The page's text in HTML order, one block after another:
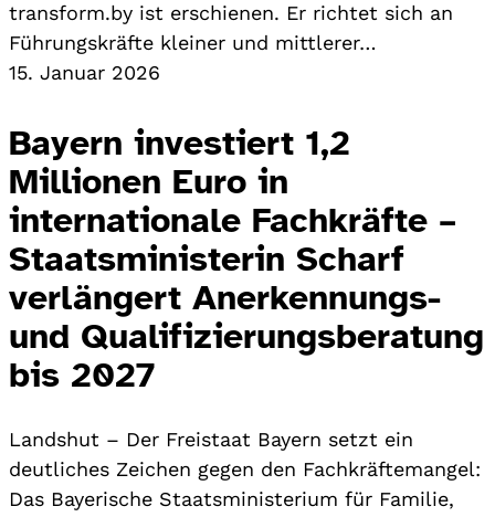
transform.by ist erschienen. Er richtet sich an
Führungskräfte kleiner und mittlerer…
15. Januar 2026
Bayern investiert 1,2
Millionen Euro in
internationale Fachkräfte –
Staatsministerin Scharf
verlängert Anerkennungs-
und Qualifizierungsberatung
bis 2027
Landshut – Der Freistaat Bayern setzt ein
deutliches Zeichen gegen den Fachkräftemangel:
Das Bayerische Staatsministerium für Familie,